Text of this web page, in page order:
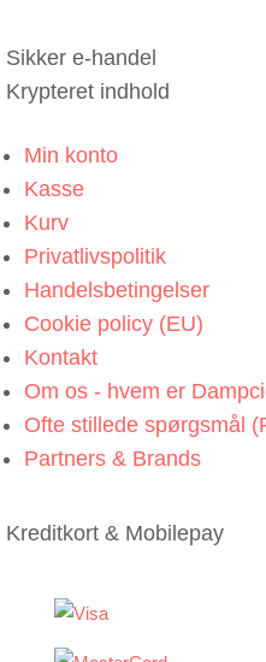
Sikker e-handel
Krypteret indhold
Min konto
Kasse
Kurv
Privatlivspolitik
Handelsbetingelser
Cookie policy (EU)
Kontakt
Om os - hvem er
Ofte stillede spørgsmål
Partners & Brands
Kreditkort & Mobilepay